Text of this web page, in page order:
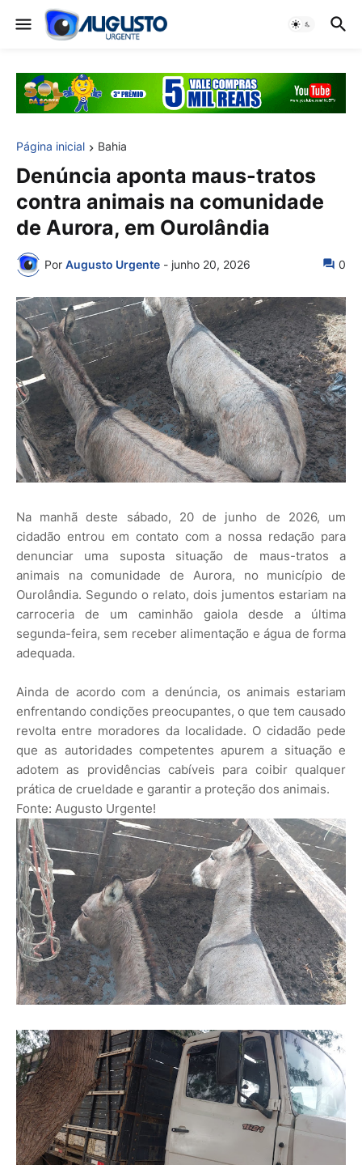
Página inicial Bahia
Denúncia aponta maus-tratos
contra animais na comunidade
de Aurora, em Ourolândia
Por Augusto Urgente - junho 20, 2026 0
Na manhã deste sábado, 20 de junho de 2026, um
cidadão entrou em contato com a nossa redação para
denunciar uma suposta situação de maus-tratos a
animais na comunidade de Aurora, no município de
Ourolândia. Segundo o relato, dois jumentos estariam na
carroceria de um caminhão gaiola desde a última
segunda-feira, sem receber alimentação e água de forma
adequada.
Ainda de acordo com a denúncia, os animais estariam
enfrentando condições preocupantes, o que tem causado
revolta entre moradores da localidade. O cidadão pede
que as autoridades competentes apurem a situação e
adotem as providências cabíveis para coibir qualquer
prática de crueldade e garantir a proteção dos animais.
Fonte: Augusto Urgente!